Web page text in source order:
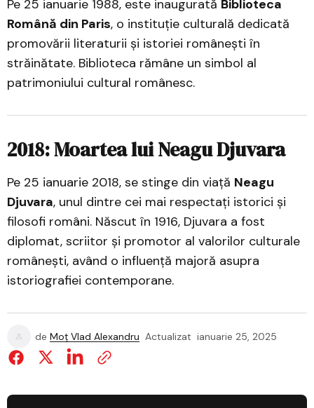
Pe 25 ianuarie 1988, este inaugurată Biblioteca
Română din Paris, o instituție culturală dedicată
promovării literaturii și istoriei românești în
străinătate. Biblioteca rămâne un simbol al
patrimoniului cultural românesc.
2018: Moartea lui Neagu Djuvara
Pe 25 ianuarie 2018, se stinge din viață Neagu
Djuvara, unul dintre cei mai respectați istorici și
filosofi români. Născut în 1916, Djuvara a fost
diplomat, scriitor și promotor al valorilor culturale
românești, având o influență majoră asupra
istoriografiei contemporane.
de Moț Vlad Alexandru Actualizat ianuarie 25, 2025